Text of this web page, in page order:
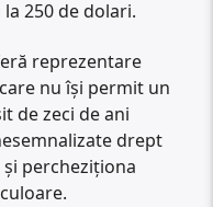
250 de dolari.
reprezentare
nu își permit un
de zeci de ani
drept
percheziționa